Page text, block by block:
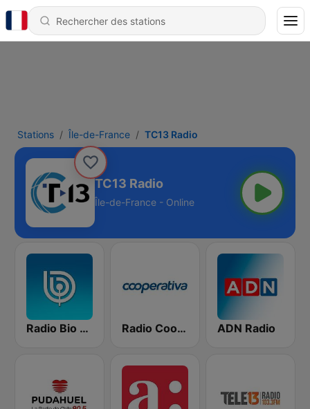
Stations Île-de-France TC13 Radio
TC13 Radio
Île-de-France - Online
Radio Bio Bio Santiago Radio Cooperativa ADN Radio